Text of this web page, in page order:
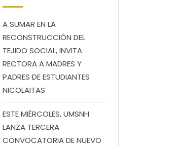
A SUMAR EN LA
RECONSTRUCCIÓN DEL
TEJIDO SOCIAL, INVITA
RECTORA A MADRES Y
PADRES DE ESTUDIANTES
NICOLAITAS
ESTE MIÉRCOLES, UMSNH
LANZA TERCERA
CONVOCATORIA DE NUEVO